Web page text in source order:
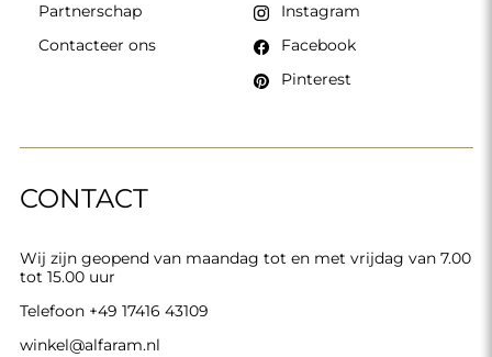
CONTACT
Wij zijn geopend van maandag tot en met vrijdag van 7.00
tot 15.00 uur
Telefoon +49 17416 43109
winkel@alfaram.nl
Partnerschap
Contacteer ons
Instagram
Facebook
Pinterest